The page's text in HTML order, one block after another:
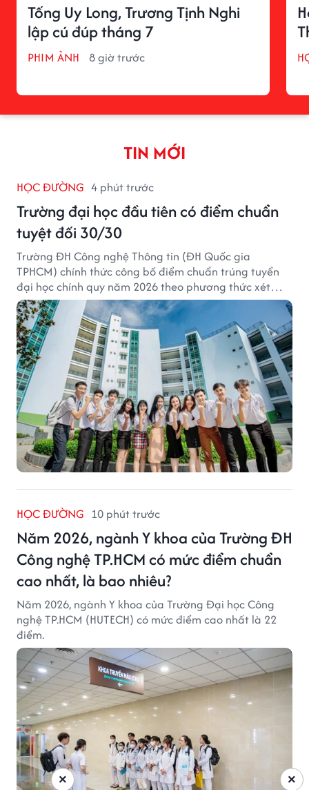
Tống Uy Long, Trương Tịnh Nghi
lập cú đúp tháng 7
PHIM ẢNH 8 giờ trước
TIN MỚI
HỌC ĐƯỜNG 4 phút trước
Trường đại học đầu tiên có điểm chuẩn
tuyệt đối 30/30
Trường ĐH Công nghệ Thông tin (ĐH Quốc gia
TPHCM) chính thức công bố điểm chuẩn trúng tuyển
đại học chính quy năm 2026 theo phương thức xét
tuyển tổng hợp.
HỌC ĐƯỜNG 10 phút trước
Năm 2026, ngành Y khoa của Trường ĐH
Công nghệ TP.HCM có mức điểm chuẩn
cao nhất, là bao nhiêu?
Năm 2026, ngành Y khoa của Trường Đại học Công
nghệ TP.HCM (HUTECH) có mức điểm cao nhất là 22
điểm.
×
×